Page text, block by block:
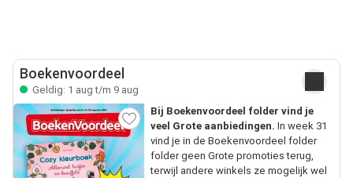
Boekenvoordeel
Geldig: 1 aug t/m 9 aug
Bij Boekenvoordeel folder vind je
veel Grote aanbiedingen. In week 31
vind je in de Boekenvoordeel folder
folder geen Grote promoties terug,
terwijl andere winkels ze mogelijk wel